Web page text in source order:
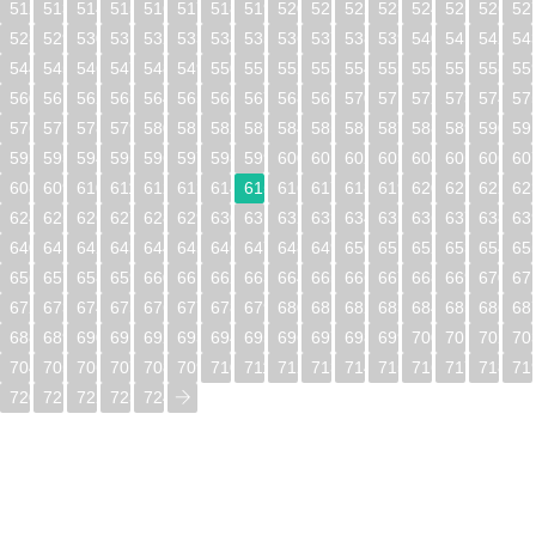
512
513 514 515 516 517 518 519 520 521 522 523 524 525 526
528
529 530 531 532 533 534 535 536 537 538 539 540 541 542
544
545 546 547 548 549 550 551 552 553 554 555 556 557 558
560
561 562 563 564 565 566 567 568 569 570 571 572 573 574
576
577 578 579 580 581 582 583 584 585 586 587 588 589 590
592
593 594 595 596 597 598 599 600 601 602 603 604 605 606
608
609 610 611 612 613 614 615 616 617 618 619 620 621 622
624
625 626 627 628 629 630 631 632 633 634 635 636 637 638
640
641 642 643 644 645 646 647 648 649 650 651 652 653 654
656
657 658 659 660 661 662 663 664 665 666 667 668 669 670
672
673 674 675 676 677 678 679 680 681 682 683 684 685 686
688
689 690 691 692 693 694 695 696 697 698 699 700 701 702
704
705 706 707 708 709 710 711 712 713 714 715 716 717 718
720
721 722 723 724